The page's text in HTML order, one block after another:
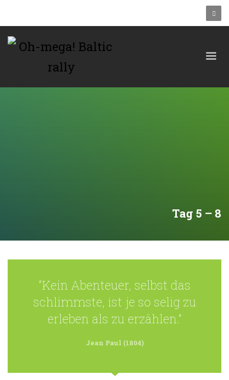
Tag 5 – 8
“Kein Abenteuer, selbst das
schlimmste, ist je so selig zu
erleben als zu erzählen.”
Jean Paul (1804)